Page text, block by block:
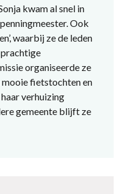
kwam al snel in
Ook
waarbij ze de leden
organiseerde ze
mooie fietstochten en
verhuizing
gemeente blijft ze